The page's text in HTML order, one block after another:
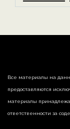
Все материалы на
предоставляются
материалы
ответственности за